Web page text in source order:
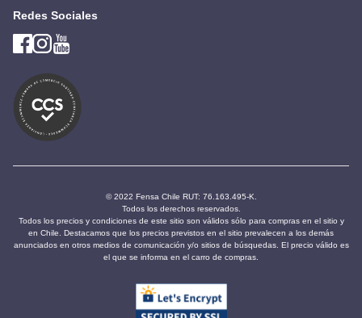
Redes Sociales
© 2022 Fensa Chile RUT: 76.163.495-K.
Todos los derechos reservados.
Todos los precios y condiciones de este sitio son válidos sólo para compras en el sitio y
en Chile. Destacamos que los precios previstos en el sitio prevalecen a los demás
anunciados en otros medios de comunicación y/o sitios de búsquedas. El precio válido es
el que se informa en el carro de compras.